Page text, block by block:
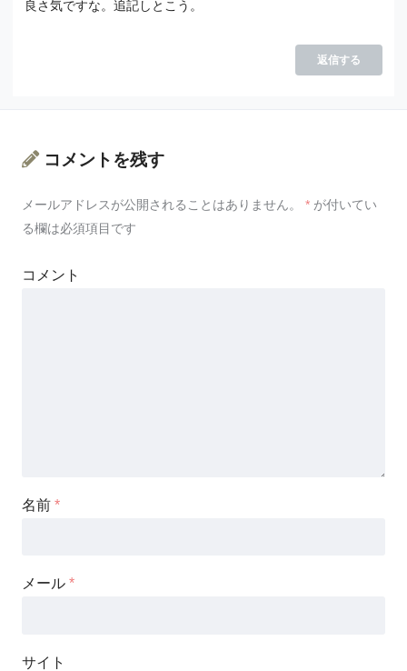
良さ気ですな。追記しとこう。
返信する
コメントを残す
メールアドレスが公開されることはありません。 * が付いてい
る欄は必須項目です
コメント
名前 *
メール *
サイト